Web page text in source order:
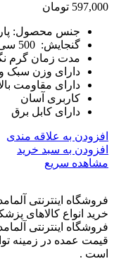
597,000 تومان
جنس محصول:
گنجایش: 500 سی سی
مدت زمان گرم نگه
دارای وزن سبک
دارای مقاومت
کاربری آسان
دارای کابل برق
افزودن به علاقه مندی
افزودن به سبد خرید
مشاهده سریع
فروشگاه اینترنتی
خرید انواع کالاهای
فروشگاه اینترنتی
قیمت عمده در زمینه
است .